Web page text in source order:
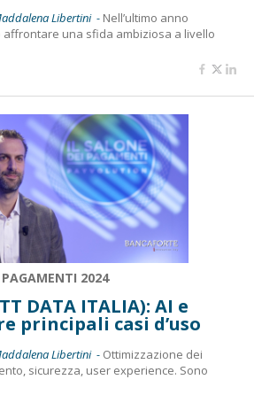
Libertini - Nell’ultimo anno
affrontare una sfida ambiziosa a livello
2024
DATA ITALIA): AI e
principali casi d’uso
Libertini - Ottimizzazione dei
sicurezza, user experience. Sono